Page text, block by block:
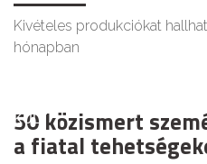
Kivételes produkciókat
hónapban
KULT
50 közismert
a fiatal